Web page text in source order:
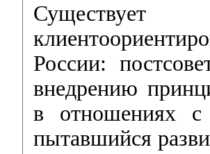
России:
внедрению
в отношениях с
пытавшийся